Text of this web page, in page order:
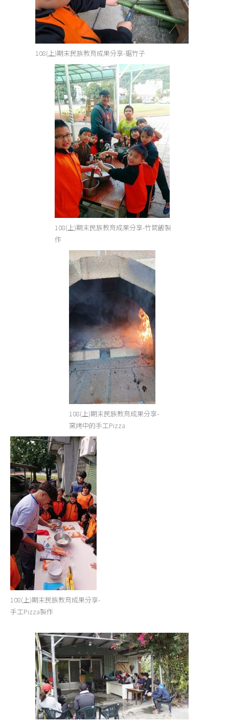
108(上)期末民族教育成果分享-鋸竹子
108(上)期末民族教育成果分享-竹筒飯製
作
108(上)期末民族教育成果分享-
窯烤中的手工Pizza
108(上)期末民族教育成果分享-
手工Pizza製作